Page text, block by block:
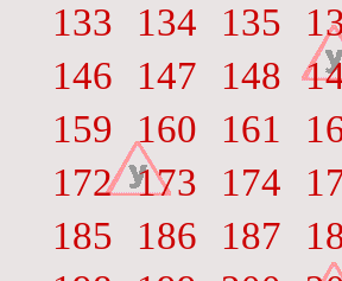
133
134 135
146
147 148
159
160 161
172 173 174
185
186 187